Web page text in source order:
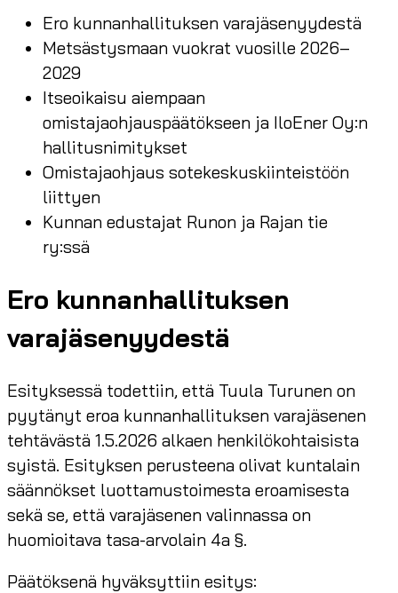
Ero kunnanhallituksen varajäsenyydestä
Metsästysmaan vuokrat vuosille 2026–
2029
Itseoikaisu aiempaan
omistajaohjauspäätökseen ja IloEner Oy:n
hallitusnimitykset
Omistajaohjaus sotekeskuskiinteistöön
liittyen
Kunnan edustajat Runon ja Rajan tie
ry:ssä
Ero kunnanhallituksen
varajäsenyydestä
Esityksessä todettiin, että Tuula Turunen on
pyytänyt eroa kunnanhallituksen varajäsenen
tehtävästä 1.5.2026 alkaen henkilökohtaisista
syistä. Esityksen perusteena olivat kuntalain
säännökset luottamustoimesta eroamisesta
sekä se, että varajäsenen valinnassa on
huomioitava tasa-arvolain 4a §.
Päätöksenä hyväksyttiin esitys: